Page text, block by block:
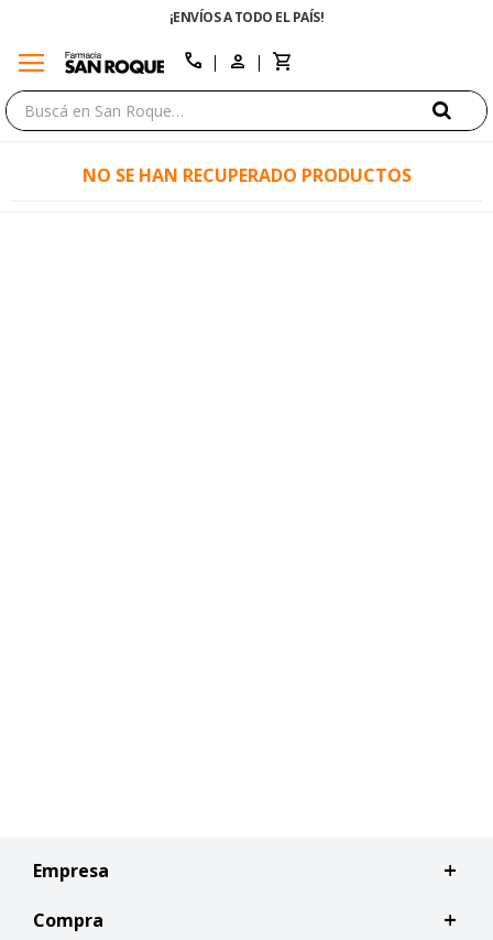
¡ENVÍOS A TODO EL PAÍS!
menu call
NO SE HAN RECUPERADO PRODUCTOS
Empresa
Compra
close